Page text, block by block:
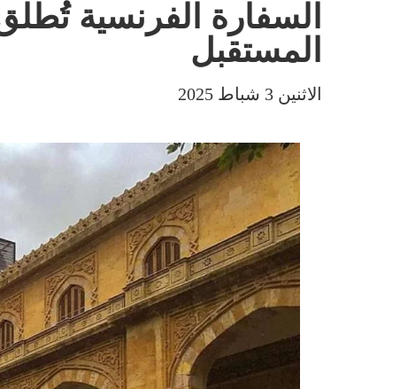
السفارة الفرنسية
المستقبل
الاثنين 3 شباط 2025